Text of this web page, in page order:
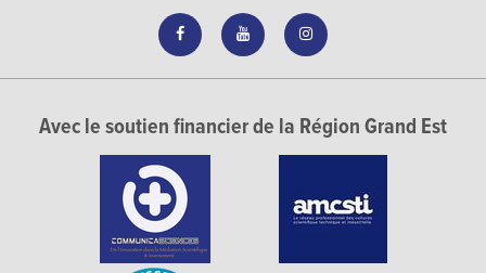
Avec le soutien financier de la Région Grand Est